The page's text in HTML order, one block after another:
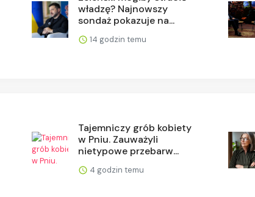
władzę? Najnowszy
sondaż pokazuje na...
14 godzin temu
Tajemniczy grób kobiety
w Pniu. Zauważyli
nietypowe przebarw...
4 godzin temu